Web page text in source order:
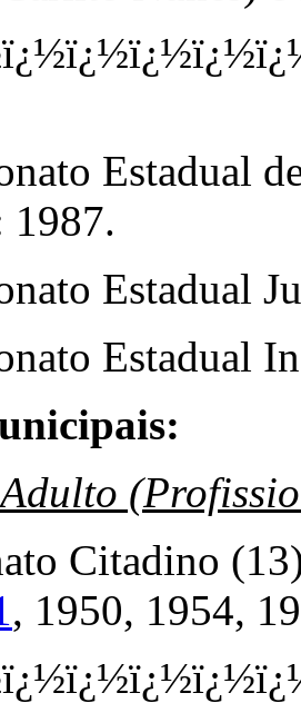
Estadual
Estadual
Estadual
Citadino
, 1950, 1954,